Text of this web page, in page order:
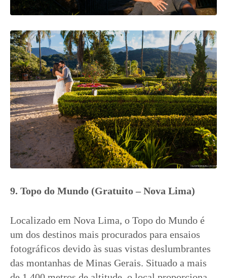
9. Topo do Mundo (Gratuito – Nova Lima)
Localizado em Nova Lima, o Topo do Mundo é
um dos destinos mais procurados para ensaios
fotográficos devido às suas vistas deslumbrantes
das montanhas de Minas Gerais. Situado a mais